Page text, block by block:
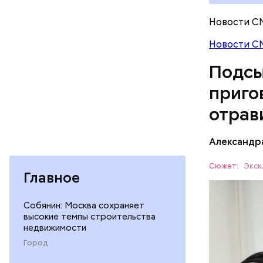
Главное
Собянин: Москва сохраняет
высокие темпы строительства
недвижимости
Город
Новости
Новости
Сюжет:
Все
Видео:
—
меры к